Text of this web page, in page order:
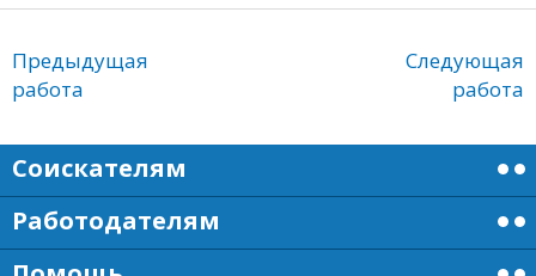
Предыдущая
работа
Следующая
работа
Соискателям
Работодателям